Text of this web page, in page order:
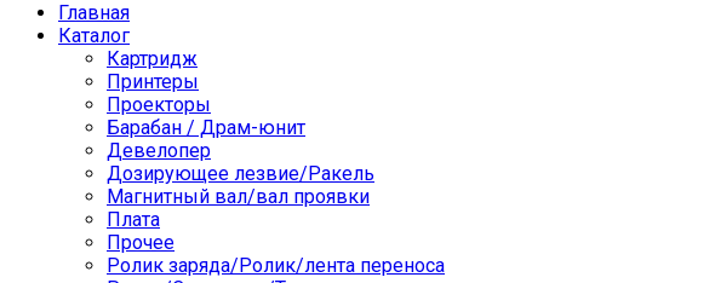
Главная
Каталог
Картридж
Принтеры
Проекторы
Барабан / Драм-юнит
Девелопер
Дозирующее лезвие/Ракель
Магнитный вал/вал проявки
Плата
Прочее
Ролик заряда/Ролик/лента переноса